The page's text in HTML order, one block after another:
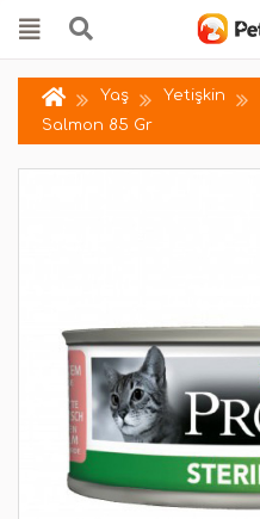
Yaş Yetişkin
Salmon 85 Gr